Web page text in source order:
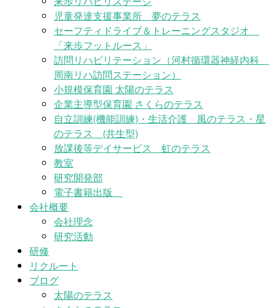
児童発達支援事業所 夢のテラス
セーフティドライブ＆トレーニングスタジオ
「来歩フットルース」
訪問リハビリテーション（河村循環器神経内科
周南リハ訪問ステーション）
小規模保育園 太陽のテラス
企業主導型保育園 さくらのテラス
自立訓練(機能訓練)・生活介護 風のテラス・星
のテラス (共生型)
放課後等デイサービス 虹のテラス
教室
研究開発部
電子書籍出版
会社概要
会社理念
研究活動
研修
リクルート
ブログ
太陽のテラス